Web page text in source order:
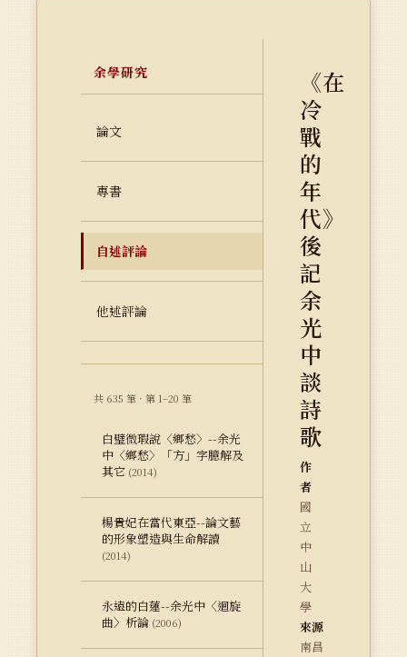
余學研究
論文
專書
自述評論
他述評論
共 635 筆 · 第 1–20 筆
白璧微瑕說〈鄉愁〉--余光
中〈鄉愁〉「方」字臆解及
其它 (2014)
楊貴妃在當代東亞--論文藝
的形象塑造與生命解讀
(2014)
永遠的白蓮--余光中〈迴旋
曲〉析論 (2006)
《在
冷
戰
的
年
代》
後
記
余
光
中
談
詩
歌
作
者
國
立
中
山
大
學
來源
南昌